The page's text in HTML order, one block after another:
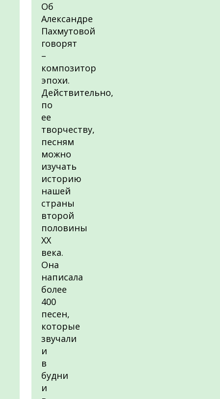
Об
Александре
Пахмутовой
говорят
–
композитор
эпохи.
Действительно,
по
ее
творчеству,
песням
можно
изучать
историю
нашей
страны
второй
половины
ХХ
века.
Она
написала
более
400
песен,
которые
звучали
и
в
будни
и